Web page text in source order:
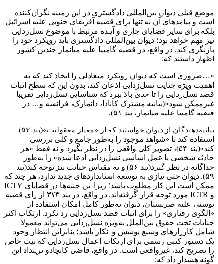
موضع قبلی دیوان بین‌المللی دادگستری در این زمینه نگران‌کننده
است و پیامدهای آن نه تنها برای قضیه آفریقای جنوبی علیه اسرائیل
بلکه برای سایر قضایای جاری و آینده مرتبط با موضوع نسل‌زدایی
نیز مهم خواهد بود؛ دیوان بین‌المللی دادگستری باید رویکرد خود را
بازنگری کند. در واقع، در قضیه گامبیا علیه میانمار چندین کشور
اظهار داشتند که:
«…ضروری است که دیوان رویکرد متعادلی را اتخاذ کند که به
اهمیت ویژه جنایت نسل‌زدایی اذعان کند، بدون این که سطح اثبات
قصد نسل‌زدایی را تا حدی بالا ببرد که شناسایی نسل‌زدایی تقریبا
غیرممکن شود»(بیانیه مشترک کانادا، دانمارک، فرانسه و… در
قضیه گامبیا علیه میانمار، بند ۵۱).
بیانیه‌دهندگان از دیوان خواستند که از «معیار معقولیت»(بند ۵۲)
استفاده کند تا «شواهد موجود را به‌طور جامع و کلی بررسی
کند»(بند ۵۴)، تصویر کلی واقعی را در نظر بگیرد و نه فقط «هر
حادثه شخصی یا عمل اساسی نسل‌زدایی ادعا شده» را به‌طور
جداگانه در نظر گیرد(بند ۵۶) و به مقیاس جنایت نیز توجه کند(بند
۵۹). دیوان حتی نیازی به توسعه استانداردهای جدید ندارد، هر چند که
ممکن است این کار مطلوب باشد؛ زیرا این جنبه‌ها در قضایای ICTY
و ICTR مورد توجه قرار گرفته‌اند. در واقع، در بند ۳۷۳ از رای قضیه
بوسنی علیه صربستان، دیوان به‌طور کامل امکان استفاده از
«الگوی رفتاری» را برای اثبات قصد نسل‌زدایی رد نکرد. ارتکاب اکثر
جنایات تحت حقوق بین‌الملل به‌ویژه نسل‌زدایی می‌تواند معمولا
شامل کارزار‌های وسیع پوشش و انکار باشد؛ بنابراین انتظار وجود
یک دستور کتبی رسمی برای ارتکاب اعمال نسل‌زدایی که نیت خاص
را تصریح کند، غیرواقعی است. در واقع، قاضی کانچادو ترینداد این
گونه هشدار داد که: